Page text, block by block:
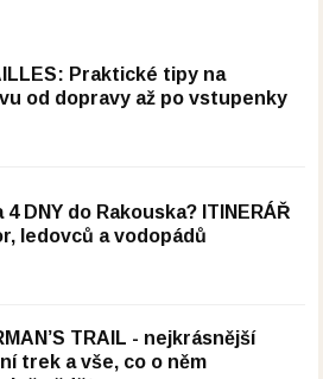
Praktické tipy na
od dopravy až po vstupenky
4 DNY do Rakouska? ITINERÁŘ
ledovců a vodopádů
TRAIL - nejkrásnější
trek a vše, co o něm